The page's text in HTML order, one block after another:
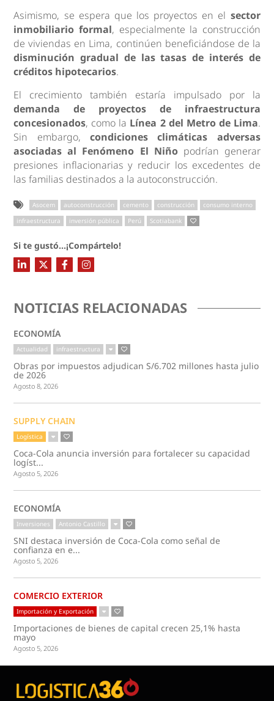
Asimismo, se espera que los proyectos en el sector
inmobiliario formal, especialmente la construcción
de viviendas en Lima, continúen beneficiándose de la
disminución gradual de las tasas de interés de
créditos hipotecarios.
El crecimiento también estaría impulsado por la
demanda de proyectos de infraestructura
concesionados, como la Línea 2 del Metro de Lima.
Sin embargo, condiciones climáticas adversas
asociadas al Fenómeno El Niñopodrían generar
presiones inflacionarias y reducir los excedentes de
las familias destinados a la autoconstrucción.
Asocem autoconstrucción cemento construcción
consumo interno
infraestructura
inversión pública Perú Scotiabank
Si te gustó...¡Compártelo!
NOTICIAS RELACIONADAS
ECONOMÍA
Actualidad infraestructura
Obras por impuestos adjudican S/6.702 millones hasta julio
de 2026
Agosto 8, 2026
SUPPLY CHAIN
Logística
Coca-Cola anuncia inversión para fortalecer su capacidad
logíst...
Agosto 5, 2026
ECONOMÍA
Inversiones Antonio Castillo
SNI destaca inversión de Coca-Cola como señal de
confianza en e...
Agosto 5, 2026
COMERCIO EXTERIOR
Importación y Exportación
Importaciones de bienes de capital crecen 25,1% hasta
mayo
Agosto 5, 2026